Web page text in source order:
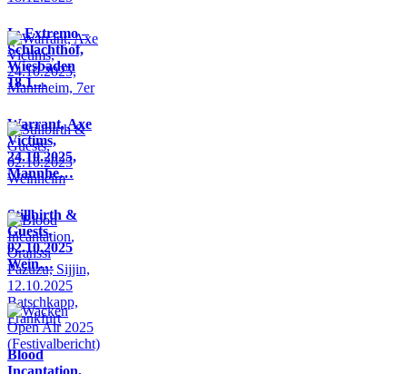
In Extremo –
Schlachthof,
Wiesbaden
18.1…
Warrant, Axe
Victims,
24.10.2025,
Mannhe…
Stillbirth &
Guests,
02.10.2025
Wein…
Blood
Incantation,